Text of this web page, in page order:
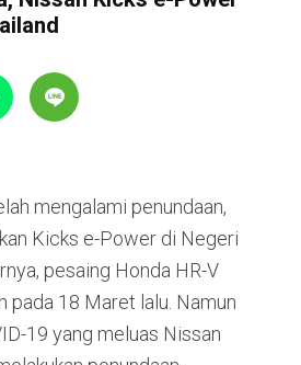
mengalami penundaan,
Kicks e-Power di Negeri
pesaing Honda HR-V
pada 18 Maret lalu. Namun
19 yang meluas Nissan